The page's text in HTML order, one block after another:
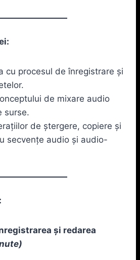
cu procesul de înregistrare și
de mixare audio
surse.
de ștergere, copiere și
secvențe audio și audio-
și redarea